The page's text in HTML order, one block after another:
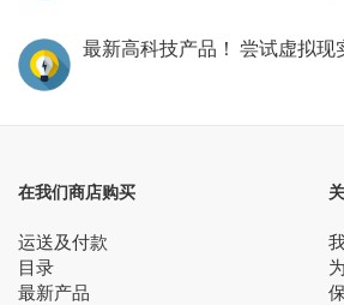
最新高科技产品！ 尝试虚拟
在我们商店购买
运送及付款
目录
最新产品